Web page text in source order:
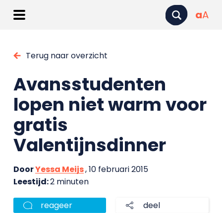
aA
Terug naar overzicht
Avansstudenten
lopen niet warm voor
gratis
Valentijnsdinner
DoorYessa Meijs, 10 februari 2015
Leestijd:2 minuten
reageer deel